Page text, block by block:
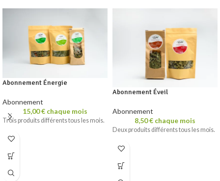
Abonnement Énergie
Abonnement
15,00€ chaque mois
Trois produits différents tous les mois.
Abonnement Éveil
Abonnement
8,50€ chaque mois
Deux produits différents tous les mois.